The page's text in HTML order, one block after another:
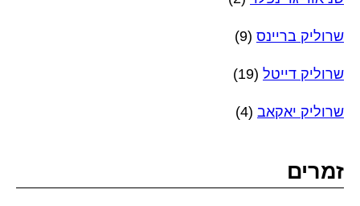
שרוליק בריינס (9)
שרוליק דייטל (19)
שרוליק יאקאב (4)
זמרים